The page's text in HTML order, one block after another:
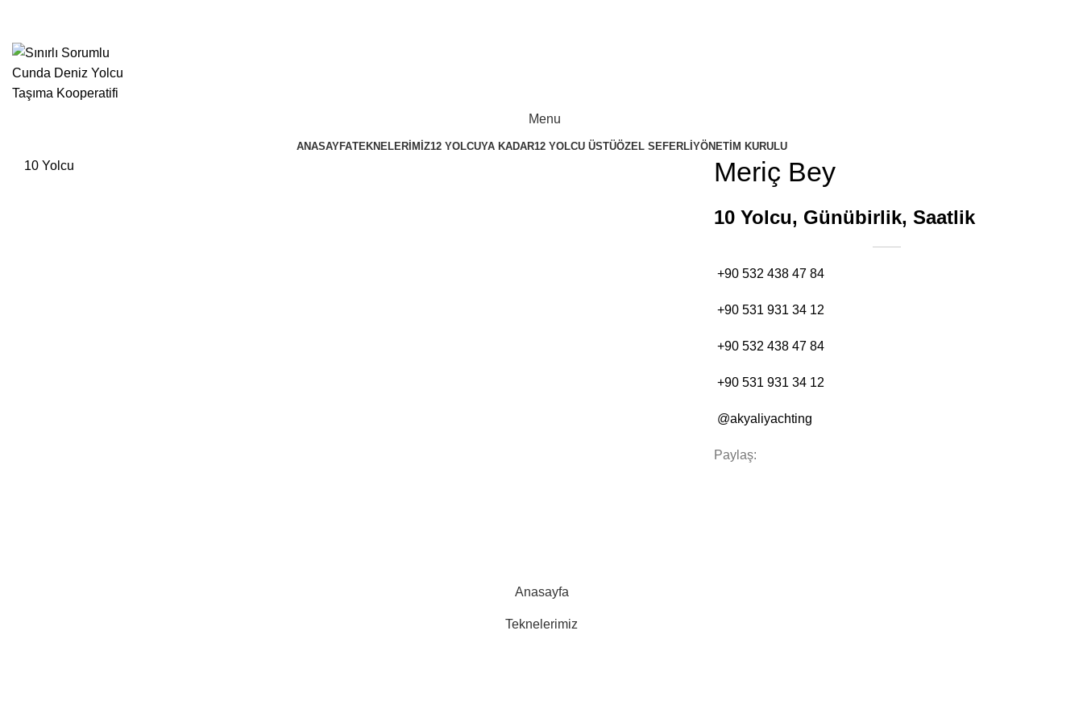
Menu
ANASAYFATEKNELERIMIZ12 YOLCUYA KADAR12 YOLCU ÜSTÜÖZEL SEFERLI YÖNETIM KURULU
10 Yolcu Meriç Bey
10 Yolcu, Günübirlik, Saatlik
+90 532 438 47 84
+90 531 931 34 12
+90 532 438 47 84
+90 531 931 34 12
@akyaliyachting
Paylaş:
Anasayfa
Teknelerimiz